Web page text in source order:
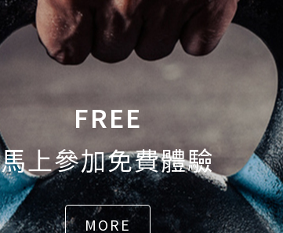
FREE
馬上參加免費體驗
MORE